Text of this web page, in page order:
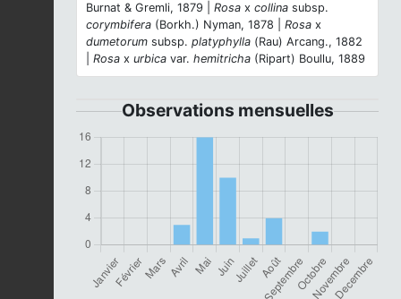
Burnat & Gremli, 1879 | Rosa x collina subsp.
corymbifera (Borkh.) Nyman, 1878 | Rosa x
dumetorum subsp. platyphylla (Rau) Arcang., 1882
Rosa x urbica var. hemitricha (Ripart) Boullu, 1889
Observations mensuelles